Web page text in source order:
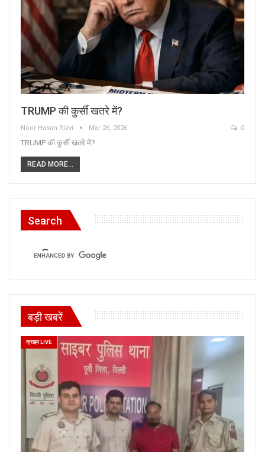
TRUMP की कुर्सी खतरे में?
Noor Hasan Rizvi Mar 26, 2026 0
TRUMP की कुर्सी खतरे में?
READ MORE...
Search
बड़ी खबरें
क्राइम LIVE